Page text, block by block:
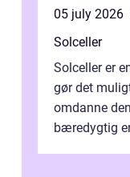
05 july 2026
Solceller
Solceller er
gør det
omdanne
bæredygtig